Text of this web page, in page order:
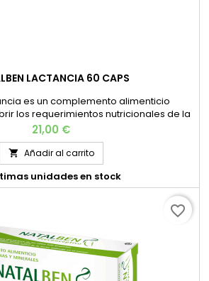
LACTANCIA 60 CAPS
es un complemento alimenticio
los requerimientos nutricionales de la
del periodo de lactancia materna.
Precio
21,00 €
 Añadir al carrito
unidades en stock
favorite_border